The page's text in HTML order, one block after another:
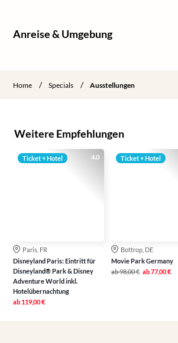
Anreise & Umgebung
Home / Specials / Ausstellungen
Weitere Empfehlungen
4.0
Ticket + Hotel
Paris, FR
Disneyland Paris: Eintritt für
Disneyland® Park & Disney
Adventure World inkl.
Hotelübernachtung
ab 119,00 €
Ticket + Hotel
Bottrop, DE
Movie Park Germany
ab98,00 € ab77,00 €